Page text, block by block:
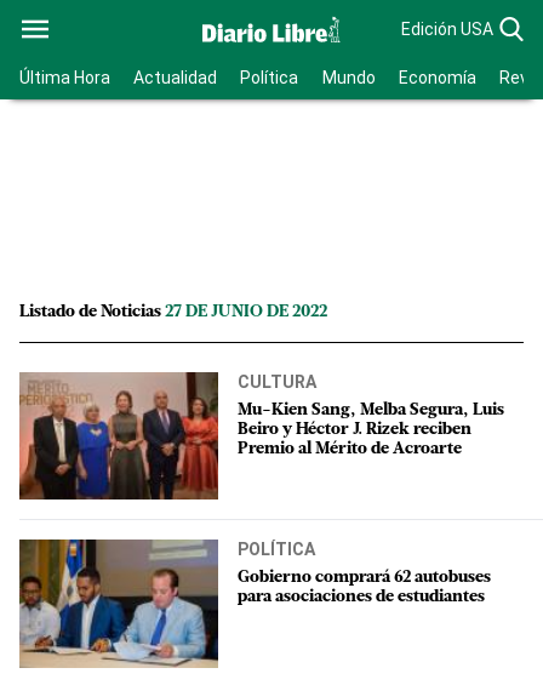
Edición USA
Última Hora Actualidad Política Mundo Economía
Listado de Noticias 27 DE JUNIO DE 2022
CULTURA
Mu-Kien Sang, Melba Segura, Luis
Beiro y Héctor J. Rizek reciben
Premio al Mérito de Acroarte
POLÍTICA
Gobierno comprará 62 autobuses
para asociaciones de estudiantes